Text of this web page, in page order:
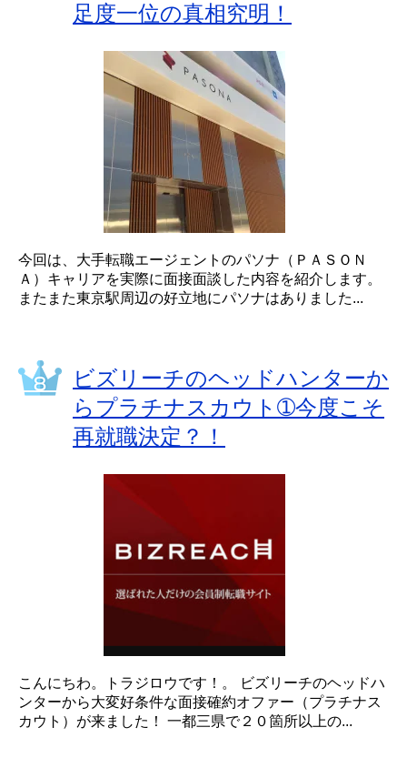
足度一位の真相究明！
今回は、大手転職エージェントのパソナ（ＰＡＳＯＮ
Ａ）キャリアを実際に面接面談した内容を紹介します。
またまた東京駅周辺の好立地にパソナはありました...
ビズリーチのヘッドハンターか
らプラチナスカウト➀今度こそ
再就職決定？！
こんにちわ。トラジロウです！。 ビズリーチのヘッドハ
ンターから大変好条件な面接確約オファー（プラチナス
カウト）が来ました！ 一都三県で２０箇所以上の...